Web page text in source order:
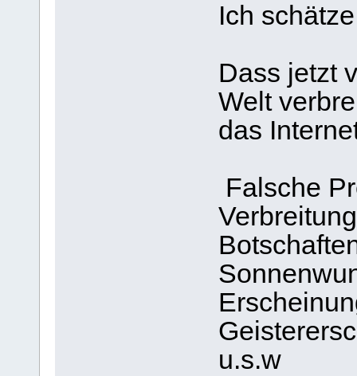
Ich
Dass jetzt
Welt
das
Falsche
u.s.w